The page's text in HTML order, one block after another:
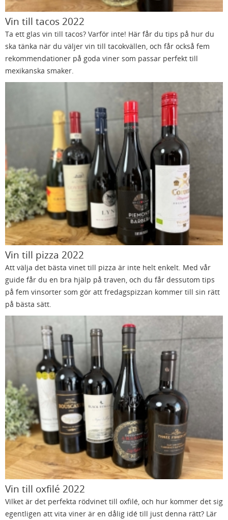
Vin till tacos 2022
Ta ett glas vin till tacos? Varför inte! Här får du tips på hur du
ska tänka när du väljer vin till tacokvällen, och får också fem
rekommendationer på goda viner som passar perfekt till
mexikanska smaker.
Vin till pizza 2022
Att välja det bästa vinet till pizza är inte helt enkelt. Med vår
guide får du en bra hjälp på traven, och du får dessutom tips
på fem vinsorter som gör att fredagspizzan kommer till sin rätt
på bästa sätt.
Vin till oxfilé 2022
Vilket är det perfekta rödvinet till oxfilé, och hur kommer det sig
egentligen att vita viner är en dålig idé till just denna rätt? Lär